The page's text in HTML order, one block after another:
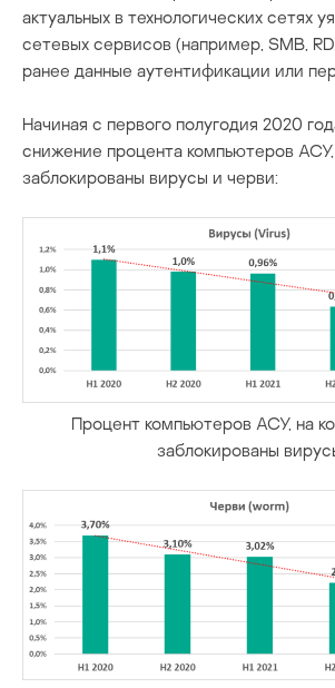
актуальных в технологических сетях
сетевых сервисов (например, SMB,
ранее данные аутентификации или
Начиная с первого полугодия 2020
снижение процента компьютеров
заблокированы вирусы и черви:
Процент компьютеров АСУ, на
заблокированы